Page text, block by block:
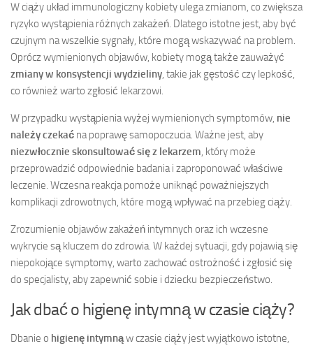
W ciąży układ immunologiczny kobiety ulega zmianom, co zwiększa
ryzyko wystąpienia różnych zakażeń. Dlatego istotne jest, aby być
czujnym na wszelkie sygnały, które mogą wskazywać na problem.
Oprócz wymienionych objawów, kobiety mogą także zauważyć
zmiany w konsystencji wydzieliny, takie jak gęstość czy lepkość,
co również warto zgłosić lekarzowi.
W przypadku wystąpienia wyżej wymienionych symptomów, nie
należy czekać na poprawę samopoczucia. Ważne jest, aby
niezwłocznie skonsultować się z lekarzem, który może
przeprowadzić odpowiednie badania i zaproponować właściwe
leczenie. Wczesna reakcja pomoże uniknąć poważniejszych
komplikacji zdrowotnych, które mogą wpływać na przebieg ciąży.
Zrozumienie objawów zakażeń intymnych oraz ich wczesne
wykrycie są kluczem do zdrowia. W każdej sytuacji, gdy pojawią się
niepokojące symptomy, warto zachować ostrożność i zgłosić się
do specjalisty, aby zapewnić sobie i dziecku bezpieczeństwo.
Jak dbać o higienę intymną w czasie ciąży?
Dbanie o higienę intymnąw czasie ciąży jest wyjątkowo istotne,